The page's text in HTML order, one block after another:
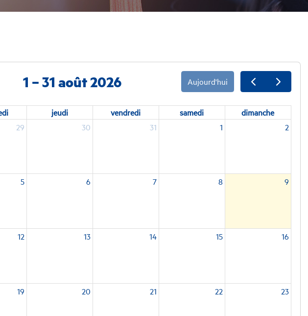
1 – 31 août 2026 Aujourd'hui
jeudi vendredi samedi
dimanche
29 30 31 1 2
5 6 7 8 9
12 13 14 15 16
19 20 21 22 23